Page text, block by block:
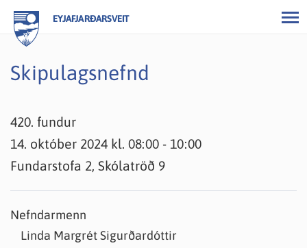
EYJAFJARÐARSVEIT
Skipulagsnefnd
420. fundur
14. október 2024 kl. 08:00 - 10:00
Fundarstofa 2, Skólatröð 9
Nefndarmenn
Linda Margrét Sigurðardóttir